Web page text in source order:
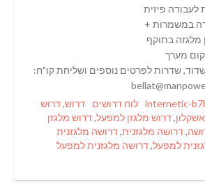
לעבודה פיזית
במשמרות +
מלגזה בתוקף
מערך
שדרות לפרטים נוספים ושליחת קו"ח:
internetic-
Categories
לוח דרושים Tags
דרוש,דרוש
,דרוש מלגזן למפעל,דרוש מלגזן
,דרושה מלגזנית,דרושה מלגזנית
למפעל,דרושה מלגזנית למפעל